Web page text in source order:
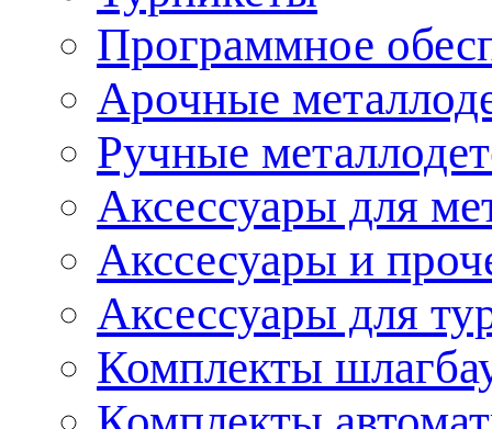
Программное
Арочные
Ручные
Аксессуары для
Акссесуары и
Аксессуары для
Комплекты